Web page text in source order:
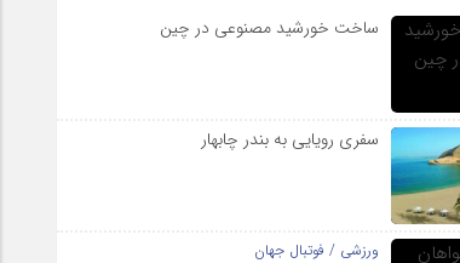
ساخت خورشید مصنوعی در چین
سفری رویایی به بندر چابهار
ورزشی / فوتبال جهان